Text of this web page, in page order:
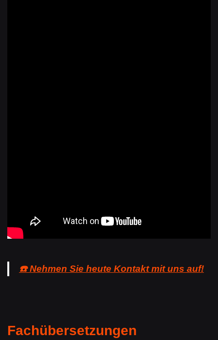
☎️ Nehmen Sie heute Kontakt mit uns auf!
Fachübersetzungen